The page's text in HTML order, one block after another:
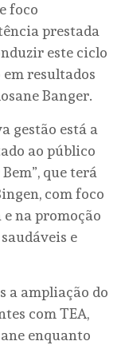
foco
prestada
este ciclo
resultados
Banger.
gestão está a
ao público
que terá
com foco
na promoção
e
a ampliação do
com TEA,
enquanto